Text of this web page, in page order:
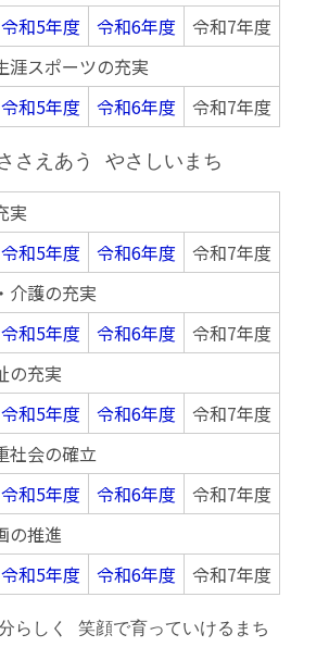
令和5年度 令和6年度 令和7年度
涯スポーツの充実
令和5年度 令和6年度 令和7年度
さえあう やさしいまち
実
令和5年度 令和6年度 令和7年度
介護の充実
令和5年度 令和6年度 令和7年度
の充実
令和5年度 令和6年度 令和7年度
社会の確立
令和5年度 令和6年度 令和7年度
の推進
令和5年度 令和6年度 令和7年度
らしく 笑顔で育っていけるまち